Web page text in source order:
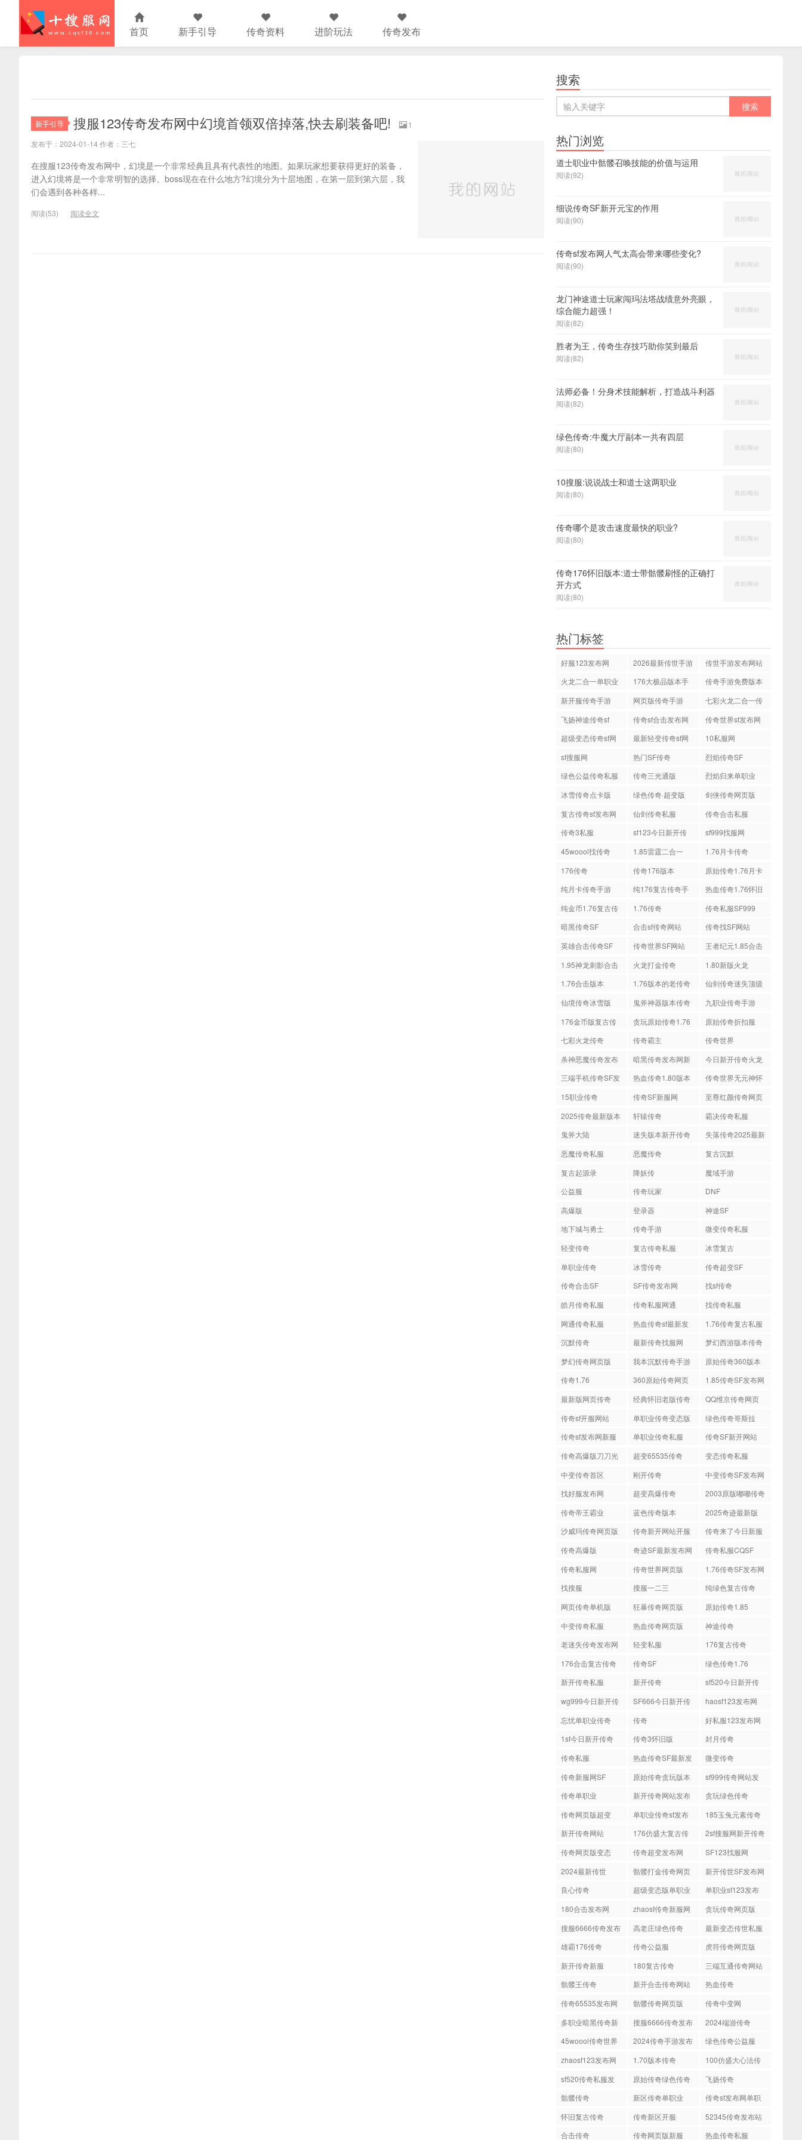
首页 新手引导 传奇资料 进阶玩法 传奇发布
新手引导 搜服123传奇发布网中幻境首领双倍掉落,快去刷装备吧!
1
发布于：2024-01-14 作者：三七
在搜服123传奇发布网中，幻境是一个非常经典且具有代表性的地图。如果玩家想要获得更好的装备，
进入幻境将是一个非常明智的选择。boss现在在什么地方?幻境分为十层地图，在第一层到第六层，我
们会遇到各种各样...
阅读(53) 阅读全文
搜索
热门浏览
道士职业中骷髅召唤技能的价值与运用
阅读(92)
细说传奇SF新开元宝的作用
阅读(90)
传奇sf发布网人气太高会带来哪些变化?
阅读(90)
龙门神途道士玩家闯玛法塔战绩意外亮眼，
综合能力超强！
阅读(82)
胜者为王，传奇生存技巧助你笑到最后
阅读(82)
法师必备！分身术技能解析，打造战斗利器
阅读(82)
绿色传奇:牛魔大厅副本一共有四层
阅读(80)
10搜服:说说战士和道士这两职业
阅读(80)
传奇哪个是攻击速度最快的职业?
阅读(80)
传奇176怀旧版本:道士带骷髅刷怪的正确打
开方式
阅读(80)
热门标签
好服123发布网 2026最新传世手游
传世手游发布网站
火龙二合一单职业
176大极品版本手
游传奇
传奇手游免费版本
新开服传奇手游
网页版传奇手游
七彩火龙二合一传
奇
飞扬神途传奇sf
传奇sf合击发布网
站
传奇世界sf发布网
站
超级变态传奇sf网
站
最新轻变传奇sf网
站
10私服网
sf搜服网
热门SF传奇
烈焰传奇SF
绿色公益传奇私服
网
传奇三光通版
烈焰归来单职业
冰雪传奇点卡版
绿色传奇·超变版
剑侠传奇网页版
复古传奇sf发布网
仙剑传奇私服
传奇合击私服
传奇3私服
sf123今日新开传
奇
sf999找服网
45woool找传奇
1.85雷霆二合一
1.76月卡传奇
176传奇
传奇176版本
原始传奇1.76月卡
版
纯月卡传奇手游
纯176复古传奇手
游
热血传奇1.76怀旧
版
纯金币1.76复古传
奇
1.76传奇
传奇私服SF999
暗黑传奇SF
合击sf传奇网站
传奇找SF网站
英雄合击传奇SF
传奇世界SF网站
王者纪元1.85合击
1.95神龙刺影合击
火龙打金传奇
1.80新版火龙
1.76合击版本
1.76版本的老传奇
仙剑传奇迷失顶级
版本
仙境传奇冰雪版
鬼斧神器版本传奇
网站
九职业传奇手游
176金币版复古传
奇
贪玩原始传奇1.76
原始传奇折扣服
七彩火龙传奇
传奇霸主
传奇世界
杀神恶魔传奇发布
网
暗黑传奇发布网新
开服
今日新开传奇火龙
服
三端手机传奇SF发
布网
热血传奇1.80版本
传奇世界无元神怀
旧版
15职业传奇 传奇SF新服网
至尊红颜传奇网页
版
2025传奇最新版本 轩辕传奇
霸决传奇私服
鬼斧大陆
迷失版本新开传奇
失落传奇2025最新
版本
恶魔传奇私服 恶魔传奇
复古沉默
复古起源录
降妖传
魔域手游
公益服
传奇玩家
DNF
高爆版
登录器
神途SF
地下城与勇士
传奇手游
微变传奇私服
轻变传奇
复古传奇私服
冰雪复古
单职业传奇
冰雪传奇
传奇超变SF
传奇合击SF
SF传奇发布网
找sf传奇
皓月传奇私服
传奇私服网通
找传奇私服
网通传奇私服
热血传奇sf最新发
布网
1.76传奇复古私服
沉默传奇
最新传奇找服网
梦幻西游版本传奇
梦幻传奇网页版
我本沉默传奇手游
原始传奇360版本
传奇1.76
360原始传奇网页
版
1.85传奇SF发布网
最新版网页传奇
经典怀旧老版传奇
QQ维京传奇网页
版
传奇sf开服网站 单职业传奇变态版
绿色传奇哥斯拉
传奇sf发布网新服
单职业传奇私服
传奇SF新开网站
传奇高爆版刀刀光
柱
超变65535传奇
变态传奇私服
中变传奇首区
刚开传奇
中变传奇SF发布网
找好服发布网
超变高爆传奇
2003原版嘟嘟传奇
传奇帝王霸业
蓝色传奇版本
2025奇迹最新版
沙威玛传奇网页版
传奇新开网站开服
传奇来了今日新服
传奇高爆版
奇迹SF最新发布网
传奇私服CQSF
传奇私服网
传奇世界网页版
1.76传奇SF发布网
找搜服
搜服一二三
纯绿色复古传奇
网页传奇单机版
狂暴传奇网页版
原始传奇1.85
中变传奇私服
热血传奇网页版
神途传奇
老迷失传奇发布网
轻变私服
176复古传奇
176合击复古传奇
传奇SF
绿色传奇1.76
新开传奇私服
新开传奇
sf520今日新开传
奇
wg999今日新开传
奇
SF666今日新开传
奇
haosf123发布网
忘忧单职业传奇
‌传奇
‌好私服123发布网
1sf今日新开传奇
传奇3怀旧版
封月传奇
‌传奇私服
‌热血传奇SF最新发
布网
微变传奇
传奇新服网SF
原始传奇贪玩版本
sf999传奇网站发
布网
传奇单职业
新开传奇网站发布
网
贪玩绿色传奇
传奇网页版超变
单职业传奇sf发布
网站
185玉兔元素传奇
新开传奇网站
176仿盛大复古传
奇
2sf搜服网新开传奇
传奇网页版变态
传奇超变发布网
SF123找服网
2024最新传世
骷髅打金传奇网页
新开传世SF发布网
良心传奇
超级变态版单职业
传奇
单职业sf123发布
网
180合击发布网 zhaosf传奇新服网
贪玩传奇网页版
搜服6666传奇发布
网
高老庄绿色传奇
最新变态传世私服
雄霸176传奇
传奇公益服
虎符传奇网页版
新开传奇新服
180复古传奇
三端互通传奇网站
骷髅王传奇
新开合击传奇网站
发布网
热血传奇
传奇65535发布网
骷髅传奇网页版
传奇中变网
多职业暗黑传奇新
开网站
搜服6666传奇发布
网超变
2024端游传奇
45woool传奇世界
网站
2024传奇手游发布
网
绿色传奇公益服
zhaosf123发布网
1.70版本传奇
100仿盛大心法传
奇
sf520传奇私服发
布网
原始传奇绿色传奇
飞扬传奇
骷髅传奇
新区传奇单职业
传奇sf发布网单职
业
怀旧复古传奇 传奇新区开服
52345传奇发布站
合击传奇
传奇网页版新服 热血传奇私服